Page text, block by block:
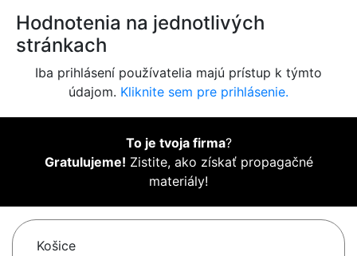
Hodnotenia na jednotlivých
stránkach
Iba prihlásení používatelia majú prístup k týmto
údajom. Kliknite sem pre prihlásenie.
To je tvoja firma?
Gratulujeme! Zistite, ako získať propagačné
materiály!
Košice